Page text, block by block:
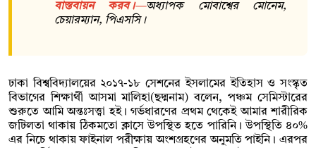
বাস্তবায়ন করব।—অধ্যাপক মোবাশ্বের মোনেম,
চেয়ারম্যান, পিএসসি।
ঢাকা বিশ্ববিদ্যালয়ের ২০১৭-১৮ সেশনের ইসলামের ইতিহাস ও সংস্কৃত
বিভাগের শিক্ষার্থী আসমা মালিহা(ছদ্মনাম) বলেন, পঞ্চম সেমিস্টারের
শুরুতে আমি অন্তঃসত্ত্বা হই। গর্ভধারণের প্রথম থেকেই আমার শারীরিক
জটিলতা থাকায় ঠিকমতো ক্লাসে উপস্থিত হতে পারিনি। উপস্থিতি ৪০%
এর নিচে থাকায় ফাইনাল পরীক্ষায় অংশগ্রহণের অনুমতি পাইনি। এরপর